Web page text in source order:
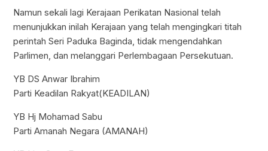
Namun sekali lagi Kerajaan Perikatan Nasional telah
menunjukkan inilah Kerajaan yang telah mengingkari titah
perintah Seri Paduka Baginda, tidak mengendahkan
Parlimen, dan melanggari Perlembagaan Persekutuan.
YB DS Anwar Ibrahim
Parti Keadilan Rakyat(KEADILAN)
YB Hj Mohamad Sabu
Parti Amanah Negara (AMANAH)